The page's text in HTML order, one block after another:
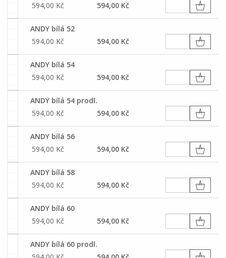
594,00 Kč
594,00 Kč
ANDY bílá 52
594,00 Kč
594,00 Kč
ANDY bílá 54
594,00 Kč
594,00 Kč
ANDY bílá 54 prodl.
594,00 Kč
594,00 Kč
ANDY bílá 56
594,00 Kč
594,00 Kč
ANDY bílá 58
594,00 Kč
594,00 Kč
ANDY bílá 60
594,00 Kč
594,00 Kč
ANDY bílá 60 prodl.